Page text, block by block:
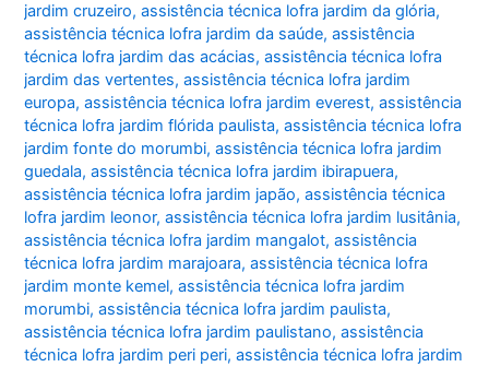
jardim cruzeiro,assistência técnica lofra jardim da glória,
assistência técnica lofra jardim da saúde,assistência
técnica lofra jardim das acácias,assistência técnica lofra
jardim das vertentes,assistência técnica lofra jardim
europa,assistência técnica lofra jardim everest,assistência
técnica lofra jardim flórida paulista,assistência técnica lofra
jardim fonte do morumbi,assistência técnica lofra jardim
guedala,assistência técnica lofra jardim ibirapuera,
assistência técnica lofra jardim japão,assistência técnica
lofra jardim leonor,assistência técnica lofra jardim lusitânia,
assistência técnica lofra jardim mangalot,assistência
técnica lofra jardim marajoara,assistência técnica lofra
jardim monte kemel,assistência técnica lofra jardim
morumbi,assistência técnica lofra jardim paulista,
assistência técnica lofra jardim paulistano,assistência
técnica lofra jardim peri peri,assistência técnica lofra jardim